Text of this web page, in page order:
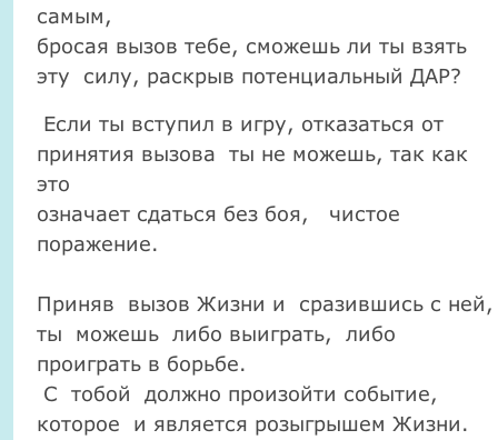
самым,
бросая вызов тебе, сможешь ли ты взять
эту силу, раскрыв потенциальный ДАР?
Если ты вступил в игру, отказаться от
принятия вызова ты не можешь, так как
это
означает сдаться без боя, чистое
поражение.
Приняв вызов Жизни и сразившись с ней,
ты можешь либо выиграть, либо
проиграть в борьбе.
С тобой должно произойти событие,
которое и является розыгрышем Жизни.